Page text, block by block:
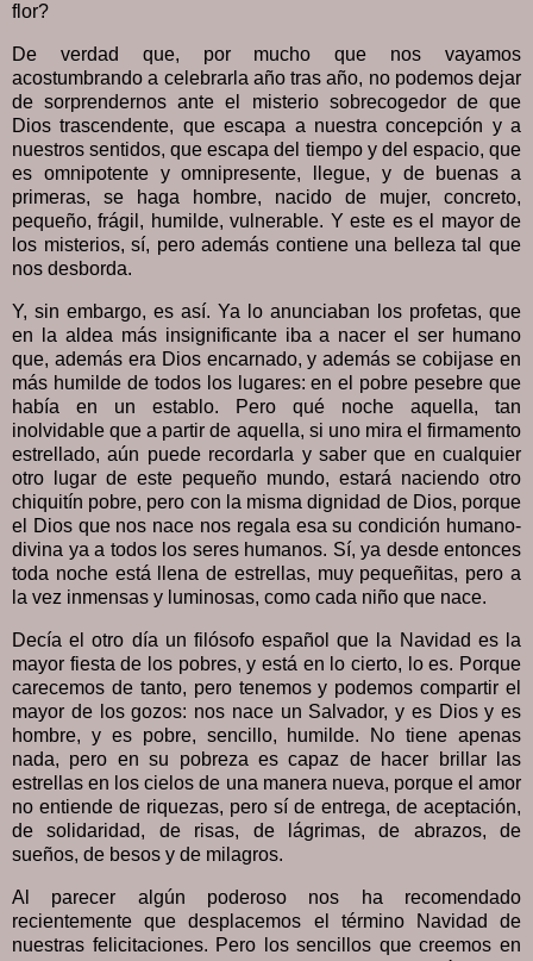
flor?
De verdad que, por mucho que nos vayamos
acostumbrando a celebrarla año tras año, no podemos dejar
de sorprendernos ante el misterio sobrecogedor de que
Dios trascendente, que escapa a nuestra concepción y a
nuestros sentidos, que escapa del tiempo y del espacio, que
es omnipotente y omnipresente, llegue, y de buenas a
primeras, se haga hombre, nacido de mujer, concreto,
pequeño, frágil, humilde, vulnerable. Y este es el mayor de
los misterios, sí, pero además contiene una belleza tal que
nos desborda.
Y, sin embargo, es así. Ya lo anunciaban los profetas, que
en la aldea más insignificante iba a nacer el ser humano
que, además era Dios encarnado, y además se cobijase en
más humilde de todos los lugares: en el pobre pesebre que
había en un establo. Pero qué noche aquella, tan
inolvidable que a partir de aquella, si uno mira el firmamento
estrellado, aún puede recordarla y saber que en cualquier
otro lugar de este pequeño mundo, estará naciendo otro
chiquitín pobre, pero con la misma dignidad de Dios, porque
el Dios que nos nace nos regala esa su condición humano-
divina ya a todos los seres humanos. Sí, ya desde entonces
toda noche está llena de estrellas, muy pequeñitas, pero a
la vez inmensas y luminosas, como cada niño que nace.
Decía el otro día un filósofo español que la Navidad es la
mayor fiesta de los pobres, y está en lo cierto, lo es. Porque
carecemos de tanto, pero tenemos y podemos compartir el
mayor de los gozos: nos nace un Salvador, y es Dios y es
hombre, y es pobre, sencillo, humilde. No tiene apenas
nada, pero en su pobreza es capaz de hacer brillar las
estrellas en los cielos de una manera nueva, porque el amor
no entiende de riquezas, pero sí de entrega, de aceptación,
de solidaridad, de risas, de lágrimas, de abrazos, de
sueños, de besos y de milagros.
Al parecer algún poderoso nos ha recomendado
recientemente que desplacemos el término Navidad de
nuestras felicitaciones. Pero los sencillos que creemos en